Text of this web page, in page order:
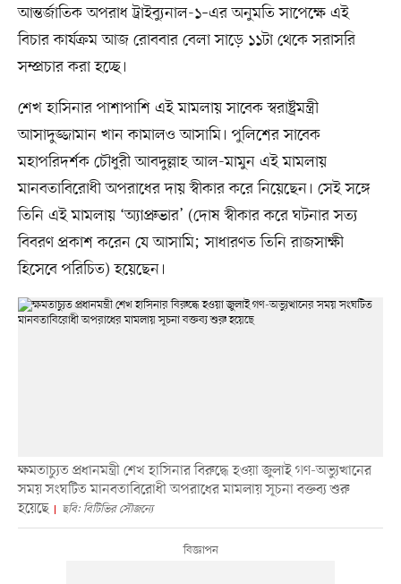
আন্তর্জাতিক অপরাধ ট্রাইব্যুনাল-১–এর অনুমতি সাপেক্ষে এই
বিচার কার্যক্রম আজ রোববার বেলা সাড়ে ১১টা থেকে সরাসরি
সম্প্রচার করা হচ্ছে।
শেখ হাসিনার পাশাপাশি এই মামলায় সাবেক স্বরাষ্ট্রমন্ত্রী
আসাদুজ্জামান খান কামালও আসামি। পুলিশের সাবেক
মহাপরিদর্শক চৌধুরী আবদুল্লাহ আল-মামুন এই মামলায়
মানবতাবিরোধী অপরাধের দায় স্বীকার করে নিয়েছেন। সেই সঙ্গে
তিনি এই মামলায় ‘অ্যাপ্রুভার’ (দোষ স্বীকার করে ঘটনার সত্য
বিবরণ প্রকাশ করেন যে আসামি; সাধারণত তিনি রাজসাক্ষী
হিসেবে পরিচিত) হয়েছেন।
ক্ষমতাচ্যুত প্রধানমন্ত্রী শেখ হাসিনার বিরুদ্ধে হওয়া জুলাই গণ-অভ্যুত্থানের
সময় সংঘটিত মানবতাবিরোধী অপরাধের মামলায় সূচনা বক্তব্য শুরু
হয়েছে
ছবি: বিটিভির সৌজন্যে